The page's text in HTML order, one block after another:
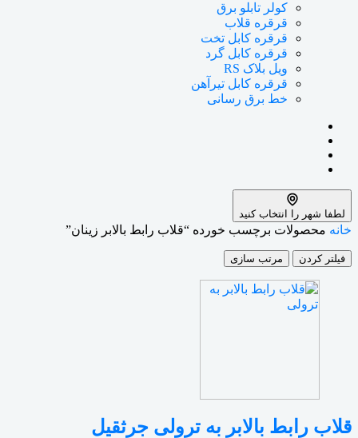
کولر تابلو برق
قرقره قلاب
قرقره کابل تخت
قرقره کابل گرد
ویل بلاک RS
قرقره کابل تیرآهن
خط برق رسانی
لطفا شهر را انتخاب کنید
خانه محصولات برچسب خورده “قلاب رابط بالابر زینان”
فیلتر کردن مرتب سازی
قلاب رابط بالابر به ترولی جرثقیل